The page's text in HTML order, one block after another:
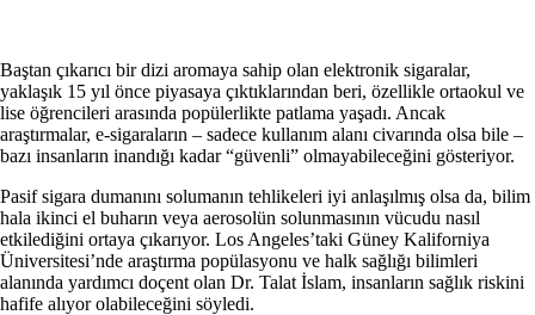
Baştan çıkarıcı bir dizi aromaya sahip olan elektronik sigaralar,
yaklaşık 15 yıl önce piyasaya çıktıklarından beri, özellikle ortaokul ve
lise öğrencileri arasında popülerlikte patlama yaşadı. Ancak
araştırmalar, e-sigaraların – sadece kullanım alanı civarında olsa bile –
bazı insanların inandığı kadar “güvenli” olmayabileceğini gösteriyor.
Pasif sigara dumanını solumanın tehlikeleri iyi anlaşılmış olsa da, bilim
hala ikinci el buharın veya aerosolün solunmasının vücudu nasıl
etkilediğini ortaya çıkarıyor. Los Angeles’taki Güney Kaliforniya
Üniversitesi’nde araştırma popülasyonu ve halk sağlığı bilimleri
alanında yardımcı doçent olan Dr. Talat İslam, insanların sağlık riskini
hafife alıyor olabileceğini söyledi.